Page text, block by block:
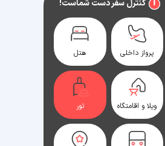
کنترل سفر دست شماست!
پرواز داخلی هتل
ویلا و اقامتگاه تور